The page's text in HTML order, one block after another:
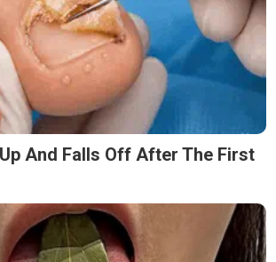
And Falls Off After The First